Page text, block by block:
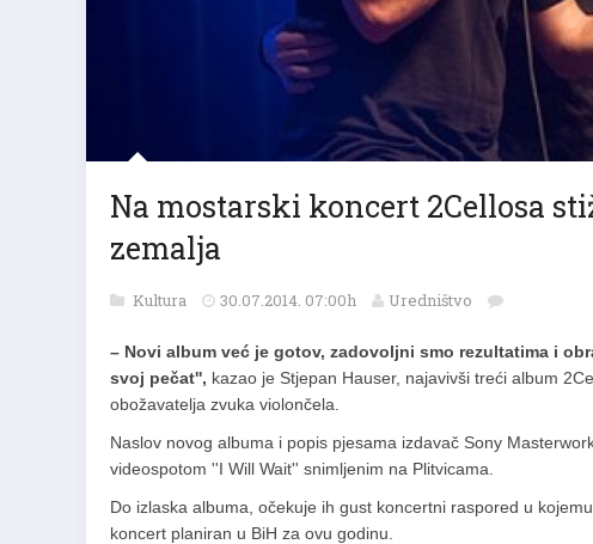
Na mostarski koncert 2Cellosa
zemalja
Kultura 30.07.2014. 07:00h Uredništvo
– Novi album već je gotov, zadovoljni smo rezultatima i
svoj pečat'', kazao je Stjepan Hauser, najavivši treći album
obožavatelja zvuka violončela.
Naslov novog albuma i popis pjesama izdavač Sony
videospotom ''I Will Wait'' snimljenim na Plitvicama.
Do izlaska albuma, očekuje ih gust koncertni raspored u
koncert planiran u BiH za ovu godinu.